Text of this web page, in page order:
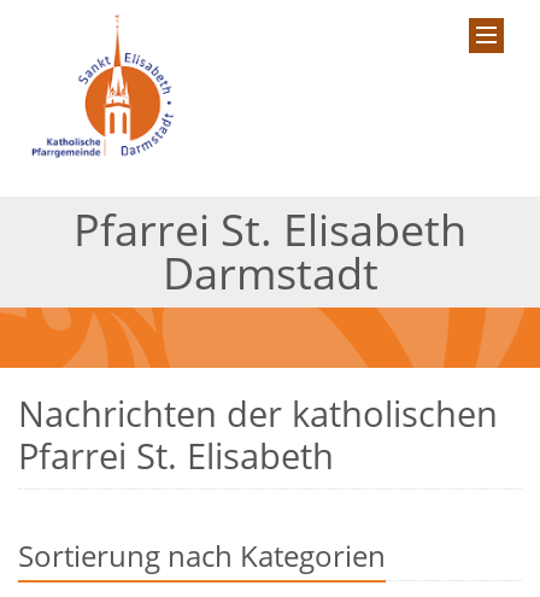
Pfarrei St. Elisabeth
Darmstadt
Nachrichten der katholischen
Pfarrei St. Elisabeth
Sortierung nach Kategorien